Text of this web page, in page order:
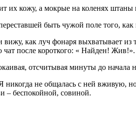
их кожу, а мокрые на коленях
быть чужой поле того,
как луч фонаря выхватывает
чат после короткого: « Найден! Жив!».
отсчитывая минуты до
не общалась с ней вживую,
– беспокойной, совиной.